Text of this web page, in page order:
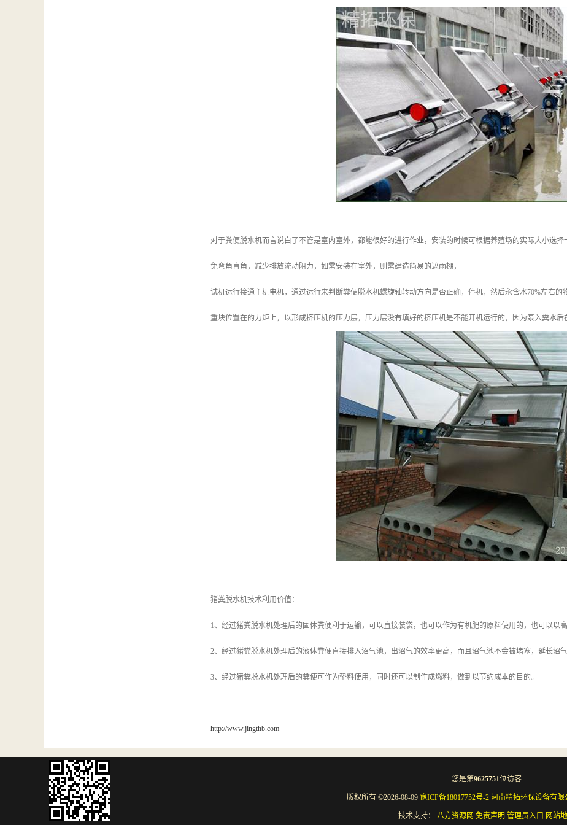
对于粪便脱水机而言说白了不管是室内室外，都能很好的进行作业，安装的时候可根据养殖场的实际大小选
免弯角直角，减少排放流动阻力，如需安装在室外，则需建造简易的遮雨棚，
试机运行接通主机电机，通过运行来判断粪便脱水机螺旋轴转动方向是否正确，停机，然后永含水70%左右
重块位置在的力矩上，以形成挤压机的压力层，压力层没有填好的挤压机是不能开机运行的，因为泵入粪水后
猪粪脱水机技术利用价值：
1、经过猪粪脱水机处理后的固体粪便利于运输，可以直接装袋，也可以作为有机肥的原料使用的，也可以以高
2、经过猪粪脱水机处理后的液体粪便直接排入沼气池，出沼气的效率更高，而且沼气池不会被堵塞，延长沼气
3、经过猪粪脱水机处理后的粪便可作为垫料使用，同时还可以制作成燃料，做到以节约成本的目的。
http://www.jingthb.com
您是第9625751位访客
版权所有 ©2026-08-09 豫ICP备18017752号-2 河南精拓环保设备有限
技术支持： 八方资源网 免责声明 管理员入口 网站